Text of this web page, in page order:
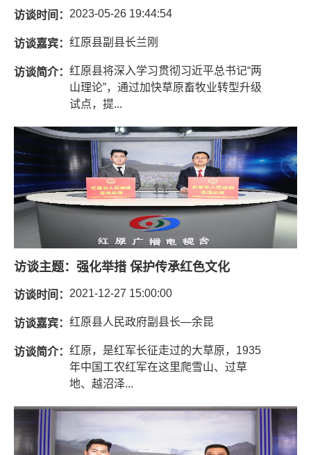
访谈时间： 2023-05-26 19:44:54
访谈嘉宾： 红原县副县长兰刚
访谈简介： 红原县将深入学习贯彻习近平总书记“两
山理论”，通过加快草原畜牧业转型升级
试点，提...
访谈主题： 强化举措 保护传承红色文化
访谈时间： 2021-12-27 15:00:00
访谈嘉宾： 红原县人民政府副县长—余昆
访谈简介： 红原，是红军长征走过的大草原，1935
年中国工农红军在这里爬雪山、过草
地、越沼泽...